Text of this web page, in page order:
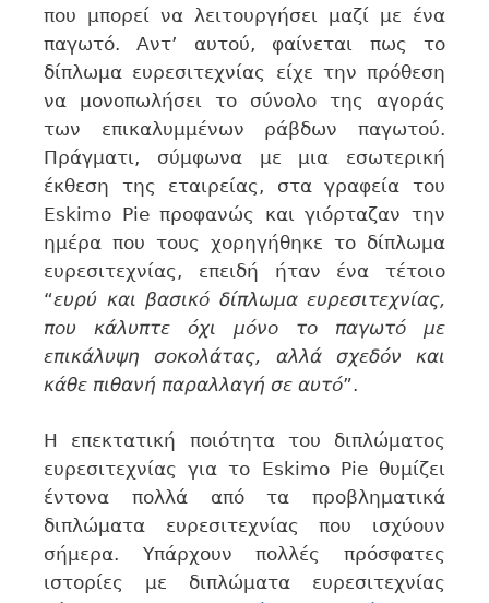
που μπορεί να λειτουργήσει μαζί με ένα
παγωτό. Αντ’ αυτού, φαίνεται πως το
δίπλωμα ευρεσιτεχνίας είχε την πρόθεση
να μονοπωλήσει το σύνολο της αγοράς
των επικαλυμμένων ράβδων παγωτού.
Πράγματι, σύμφωνα με μια εσωτερική
έκθεση της εταιρείας, στα γραφεία του
Eskimo Pie προφανώς και γιόρταζαν την
ημέρα που τους χορηγήθηκε το δίπλωμα
ευρεσιτεχνίας, επειδή ήταν ένα τέτοιο
“ευρύ και βασικό δίπλωμα ευρεσιτεχνίας,
που κάλυπτε όχι μόνο το παγωτό με
επικάλυψη σοκολάτας, αλλά σχεδόν και
κάθε πιθανή παραλλαγή σε αυτό”.
Η επεκτατική ποιότητα του διπλώματος
ευρεσιτεχνίας για το Eskimo Pie θυμίζει
έντονα πολλά από τα προβληματικά
διπλώματα ευρεσιτεχνίας που ισχύουν
σήμερα. Υπάρχουν πολλές πρόσφατες
ιστορίες με διπλώματα ευρεσιτεχνίας